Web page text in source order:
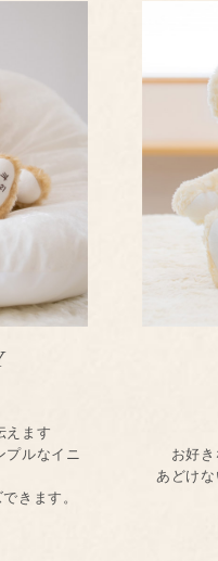
えます
ルなイニ
きます。
お好
あどけ